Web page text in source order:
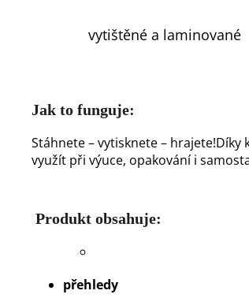
vytištěné a laminované
Jak to funguje:
Stáhnete – vytisknete – hrajete!Díky
využít při výuce, opakování i
Produkt obsahuje:
přehledy